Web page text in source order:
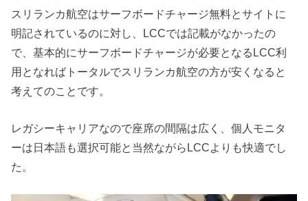
スリランカ航空はサーフボードチャージ無料とサイトに
明記されているのに対し、LCCでは記載がなかったの
で、基本的にサーフボードチャージが必要となるLCC利
用となればトータルでスリランカ航空の方が安くなると
考えてのことです。
レガシーキャリアなので座席の間隔は広く、個人モニタ
ーは日本語も選択可能と当然ながらLCCよりも快適でし
た。